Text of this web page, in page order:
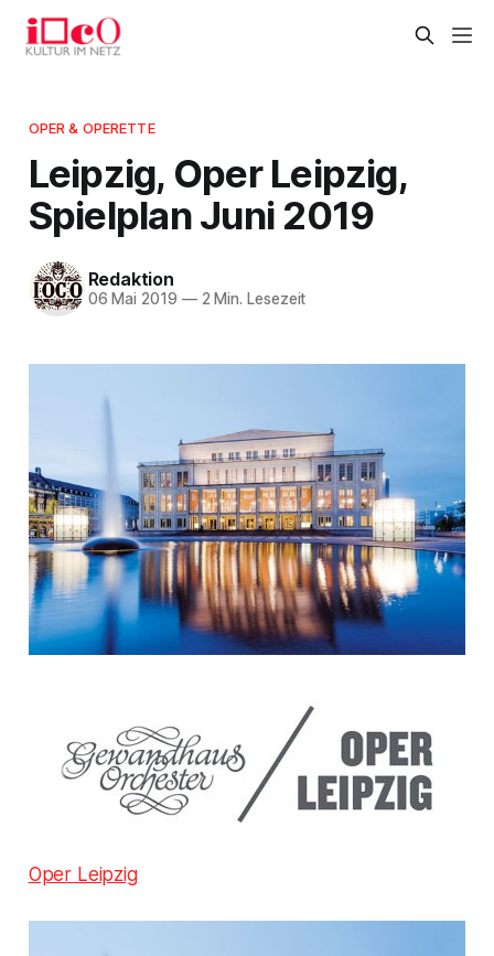
OPER & OPERETTE
Leipzig, Oper Leipzig,
Spielplan Juni 2019
Redaktion
06 Mai 2019 —2 Min. Lesezeit
Oper Leipzig